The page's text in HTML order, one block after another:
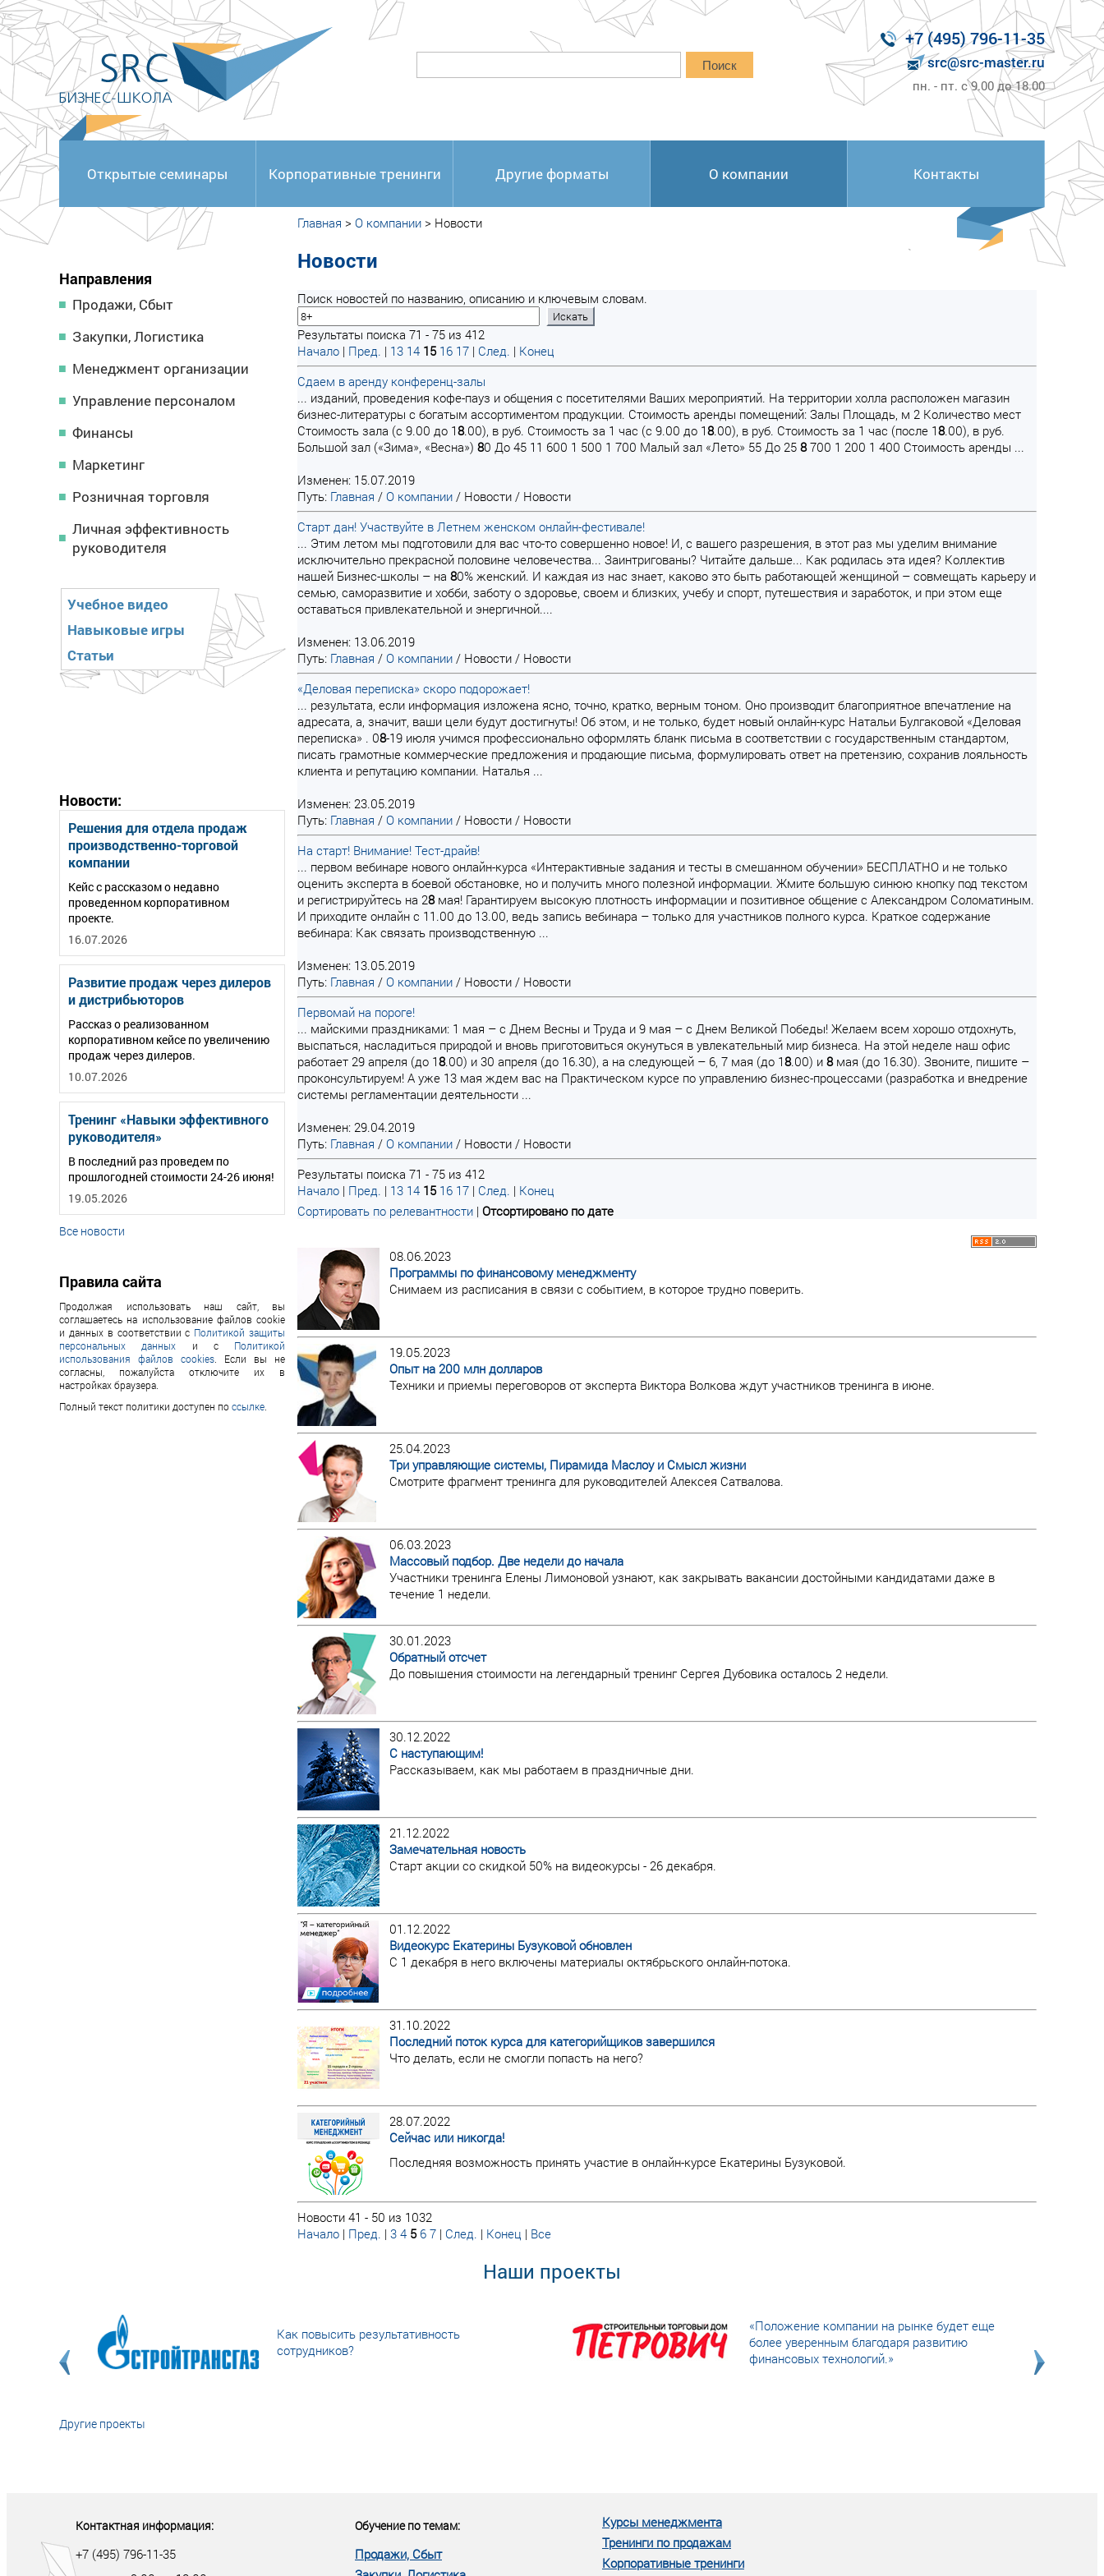
<
Поиск
+7 (495) 796-11-35
src@src-master.ru
пн. - пт. с 9.00 до 18.00
Открытые семинары Корпоративные тренинги Другие форматы О компании Контакты
Направления
Продажи, Сбыт
Закупки, Логистика
Менеджмент организации
Управление персоналом
Финансы
Маркетинг
Розничная торговля
Личная эффективность
руководителя
Учебное видео
Навыковые игры
Статьи
Новости:
Решения для отдела продаж
производственно-торговой
компании
Кейс с рассказом о недавно
проведенном корпоративном
проекте.
16.07.2026
Развитие продаж через дилеров
и дистрибьюторов
Рассказ о реализованном
корпоративном кейсе по увеличению
продаж через дилеров.
10.07.2026
Тренинг «Навыки эффективного
руководителя»
В последний раз проведем по
прошлогодней стоимости 24-26 июня!
19.05.2026
Все новости
Правила сайта
Продолжая использовать наш сайт, вы
соглашаетесь на использование файлов cookie
и данных в соответствии с Политикой защиты
персональных данных и с Политикой
использования файлов cookies . Если вы не
согласны, пожалуйста отключите их в
настройках браузера.
Полный текст политики доступен поссылке
Главная > О компании > Новости
Новости
Поиск новостей по названию, описанию и ключевым словам.
Результаты поиска 71 - 75 из 412
Начало | Пред. | 13 14 15 16 17 | След. | Конец
Сдаем в аренду конференц-залы
... изданий, проведения кофе-пауз и общения с посетителями Ваших мероприятий. На территории холла расположен магазин
бизнес-литературы с богатым ассортиментом продукции. Стоимость аренды помещений: Залы Площадь, м 2 Количество мест
Стоимость зала (с 9.00 до 18.00), в руб. Стоимость за 1 час (с 9.00 до 18.00), в руб. Стоимость за 1 час (после 18.00), в руб.
Большой зал («Зима», «Весна») 80 До 45 11 600 1 500 1 700 Малый зал «Лето» 55 До 25 8700 1 200 1 400 Стоимость аренды ...
Изменен: 15.07.2019
Путь: Главная / О компании / Новости / Новости
Старт дан! Участвуйте в Летнем женском онлайн-фестивале!
... Этим летом мы подготовили для вас что-то совершенно новое! И, с вашего разрешения, в этот раз мы уделим внимание
исключительно прекрасной половине человечества... Заинтригованы? Читайте дальше... Как родилась эта идея? Коллектив
нашей Бизнес-школы – на 80% женский. И каждая из нас знает, каково это быть работающей женщиной – совмещать карьеру и
семью, саморазвитие и хобби, заботу о здоровье, своем и близких, учебу и спорт, путешествия и заработок, и при этом еще
оставаться привлекательной и энергичной....
Изменен: 13.06.2019
Путь: Главная / О компании / Новости / Новости
«Деловая переписка» скоро подорожает!
... результата, если информация изложена ясно, точно, кратко, верным тоном. Оно производит благоприятное впечатление на
адресата, а, значит, ваши цели будут достигнуты! Об этом, и не только, будет новый онлайн-курс Натальи Булгаковой «Деловая
переписка» . 08-19 июля учимся профессионально оформлять бланк письма в соответствии с государственным стандартом,
писать грамотные коммерческие предложения и продающие письма, формулировать ответ на претензию, сохранив лояльность
клиента и репутацию компании. Наталья ...
Изменен: 23.05.2019
Путь: Главная / О компании / Новости / Новости
На старт! Внимание! Тест-драйв!
... первом вебинаре нового онлайн-курса «Интерактивные задания и тесты в смешанном обучении» БЕСПЛАТНО и не только
оценить эксперта в боевой обстановке, но и получить много полезной информации. Жмите большую синюю кнопку под текстом
и регистрируйтесь на 28мая! Гарантируем высокую плотность информации и позитивное общение с Александром Соломатиным.
И приходите онлайн с 11.00 до 13.00, ведь запись вебинара – только для участников полного курса. Краткое содержание
вебинара: Как связать производственную ...
Изменен: 13.05.2019
Путь: Главная / О компании / Новости / Новости
Первомай на пороге!
... майскими праздниками: 1 мая – с Днем Весны и Труда и 9 мая – с Днем Великой Победы! Желаем всем хорошо отдохнуть,
выспаться, насладиться природой и вновь приготовиться окунуться в увлекательный мир бизнеса. На этой неделе наш офис
работает 29 апреля (до 18.00) и 30 апреля (до 16.30), а на следующей – 6, 7 мая (до 18.00) и 8мая (до 16.30). Звоните, пишите –
проконсультируем! А уже 13 мая ждем вас на Практическом курсе по управлению бизнес-процессами (разработка и внедрение
системы регламентации деятельности ...
Изменен: 29.04.2019
Путь: Главная / О компании / Новости / Новости
Результаты поиска 71 - 75 из 412
Начало | Пред. | 13 14 15 16 17 | След. | Конец
Сортировать по релевантности | Отсортировано по дате
08.06.2023
Программы по финансовому менеджменту
Снимаем из расписания в связи с событием, в которое трудно поверить.
19.05.2023
Опыт на 200 млн долларов
Техники и приемы переговоров от эксперта Виктора Волкова ждут участников тренинга в июне.
25.04.2023
Три управляющие системы, Пирамида Маслоу и Смысл жизни
Смотрите фрагмент тренинга для руководителей Алексея Сатвалова.
06.03.2023
Массовый подбор. Две недели до начала
Участники тренинга Елены Лимоновой узнают, как закрывать вакансии достойными кандидатами даже в
течение 1 недели.
30.01.2023
Обратный отсчет
До повышения стоимости на легендарный тренинг Сергея Дубовика осталось 2 недели.
30.12.2022
С наступающим!
Рассказываем, как мы работаем в праздничные дни.
21.12.2022
Замечательная новость
Старт акции со скидкой 50% на видеокурсы - 26 декабря.
01.12.2022
Видеокурс Екатерины Бузуковой обновлен
С 1 декабря в него включены материалы октябрьского онлайн-потока.
31.10.2022
Последний поток курса для категорийщиков завершился
Что делать, если не смогли попасть на него?
28.07.2022
Сейчас или никогда!
Последняя возможность принять участие в онлайн-курсе Екатерины Бузуковой.
Новости 41 - 50 из 1032
Начало | Пред. | 3 4 5 6 7 | След. | Конец | Все
Наши проекты
Как повысить результативность
сотрудников?
«Положение компании на рынке будет еще
более уверенным благодаря развитию
финансовых технологий.»
Другие проекты
Контактная информация:
+7 (495) 796-11-35
Обучение по темам:
Продажи, Сбыт
Курсы менеджмента
Тренинги по продажам
Корпоративные тренинги